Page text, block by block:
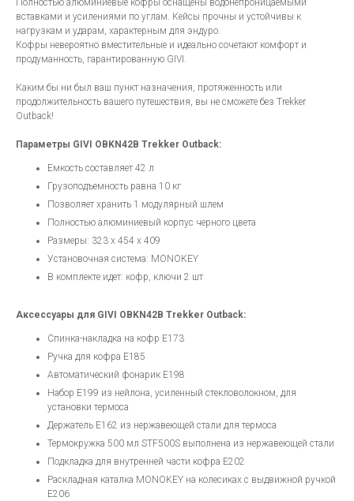
Полностью алюминиевые кофры оснащены водонепроницаемыми
вставками и усилениями по углам. Кейсы прочны и устойчивы к
нагрузкам и ударам, характерным для эндуро.
Кофры невероятно вместительные и идеально сочетают комфорт и
продуманность, гарантированную GIVI.
Каким бы ни был ваш пункт назначения, протяженность или
продолжительность вашего путешествия, вы не сможете без Trekker
Outback!
Параметры GIVI OBKN42B Trekker Outback:
Емкость составляет 42 л
Грузоподъемность равна 10 кг
Позволяет хранить 1 модулярный шлем
Полностью алюминиевый корпус черного цвета
Размеры: 323 х 454 х 409
Установочная система: MONOKEY
В комплекте идет: кофр, ключи 2 шт
Аксессуары для GIVI OBKN42B Trekker Outback:
Спинка-накладка на кофр E173
Ручка для кофра E185
Автоматический фонарик E198
Набор E199 из нейлона, усиленный стекловолокном, для
установки термоса
Держатель E162 из нержавеющей стали для термоса
Термокружка 500 мл STF500S выполнена из нержавеющей стали
Подкладка для внутренней части кофра E202
Раскладная каталка MONOKEY на колесиках с выдвижной ручкой
E206